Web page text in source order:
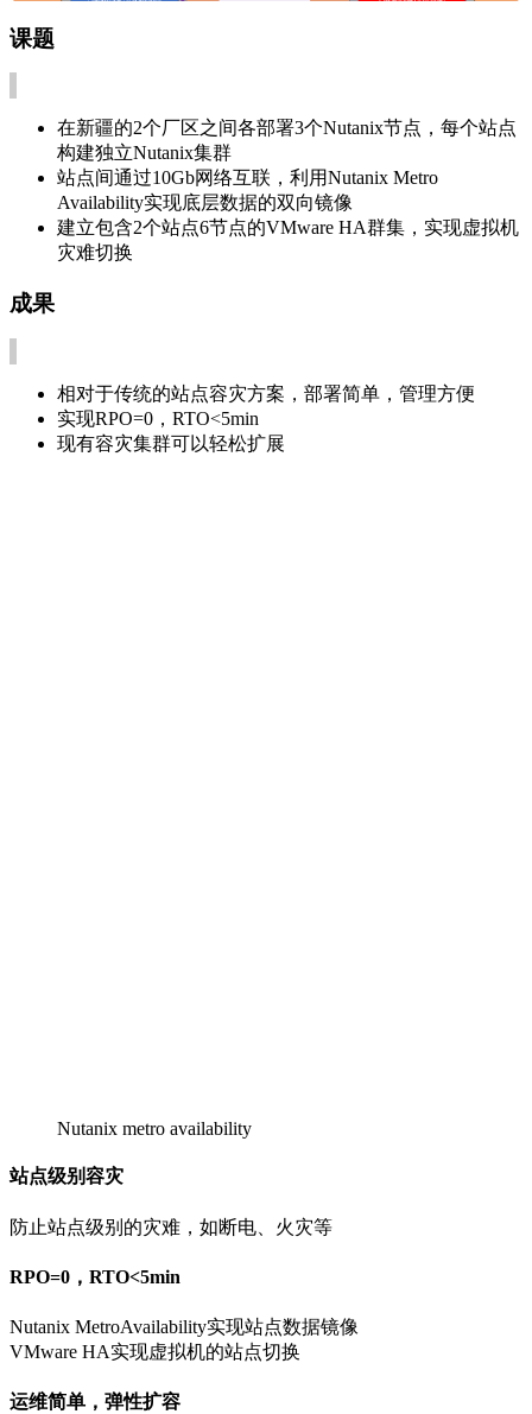
课题
在新疆的2个厂区之间各部署3个Nutanix节点，每个站点
构建独立Nutanix集群
站点间通过10Gb网络互联，利用Nutanix Metro
Availability实现底层数据的双向镜像
建立包含2个站点6节点的VMware HA群集，实现虚拟机
灾难切换
成果
相对于传统的站点容灾方案，部署简单，管理方便
实现RPO=0，RTO<5min
现有容灾集群可以轻松扩展
Nutanix metro availability
站点级别容灾
防止站点级别的灾难，如断电、火灾等
RPO=0，RTO<5min
Nutanix MetroAvailability实现站点数据镜像
VMware HA实现虚拟机的站点切换
运维简单，弹性扩容